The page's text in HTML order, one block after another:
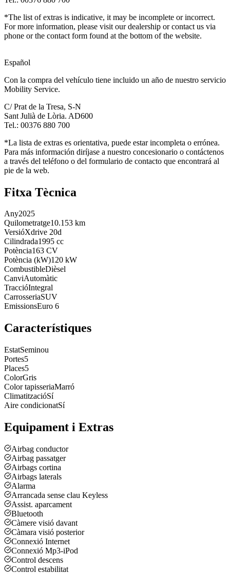
*The list of extras is indicative, it may be incomplete or incorrect.
For more information, please visit our dealership or contact us via
phone or the contact form found at the bottom of the website.
Español
Con la compra del vehículo tiene incluido un año de nuestro servicio
Mobility Service.
C/ Prat de la Tresa, S-N
Sant Julià de Lòria. AD600
Tel.: 00376 880 700
*La lista de extras es orientativa, puede estar incompleta o errónea.
Para más información diríjase a nuestro concesionario o contáctenos
a través del teléfono o del formulario de contacto que encontrará al
pie de la web.
Fitxa Tècnica
Any2025
Quilometratge10.153 km
VersióXdrive 20d
Cilindrada1995 cc
Potència163 CV
Potència (kW)120 kW
CombustibleDièsel
CanviAutomàtic
TraccióIntegral
CarrosseriaSUV
EmissionsEuro 6
Característiques
EstatSeminou
Portes5
Places5
ColorGris
Color tapisseriaMarró
ClimatitzacióSí
Aire condicionatSí
Equipament i Extras
Airbag conductor
Airbag passatger
Airbags cortina
Airbags laterals
Alarma
Arrancada sense clau Keyless
Assist. aparcament
Bluetooth
Càmere visió davant
Càmara visió posterior
Connexió Internet
Connexió Mp3-iPod
Control descens
Control estabilitat